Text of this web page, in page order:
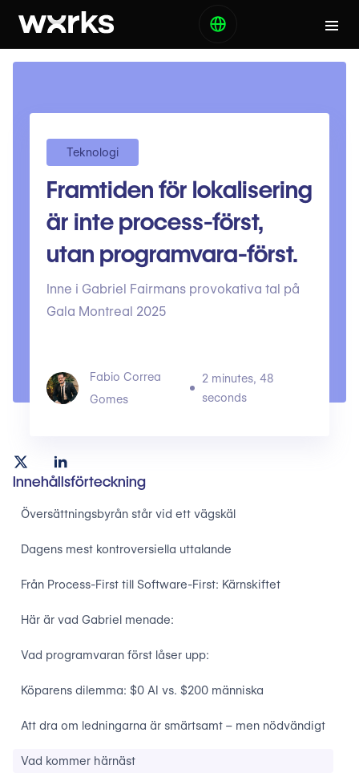
Teknologi
Framtiden för lokalisering
är inte process-först,
utan programvara-först.
Inne i Gabriel Fairmans provokativa tal på
Gala Montreal 2025
Fabio Correa
Gomes
2 minutes, 48
seconds
Innehållsförteckning
Översättningsbyrån står vid ett vägskäl
Dagens mest kontroversiella uttalande
Från Process-First till Software-First: Kärnskiftet
Här är vad Gabriel menade:
Vad programvaran först låser upp:
Köparens dilemma: $0 AI vs. $200 människa
Att dra om ledningarna är smärtsamt – men nödvändigt
Vad kommer härnäst